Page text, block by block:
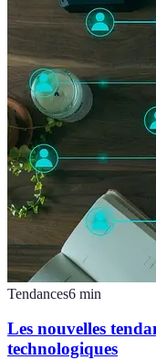
Tendances6 min
Les nouvelles
technologiques